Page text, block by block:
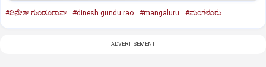
#ದಿನೇಶ್‌ ಗುಂಡೂರಾವ್‌ #dinesh gundu rao #mangaluru #ಮಂಗಳೂರು
ADVERTISEMENT